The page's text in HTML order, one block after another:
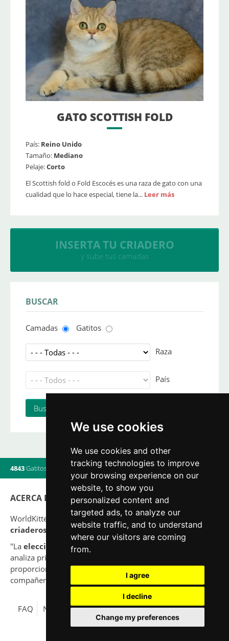
We use cookies
We use cookies and other
tracking technologies to improve
your browsing experience on our
website, to show you
personalized content and
targeted ads, to analyze our
website traffic, and to understand
where our visitors are coming
from.
I agree
I decline
Change my preferences
GATO SCOTTISH FOLD
País: Reino Unido
Tamaño: Mediano
Pelaje:Corto
El Scottish fold o Fold Escocés es una raza de gato con una
cualidad que lo hace especial, tiene la... Leer más
INSERTA TU CRIADERO
y sube tus camadas
BUSCAR
Camadas Gatitos
Raza
País
4843Gatitos Camadas|560Criadores|8Usuarios online
ACERCA DE
WorldKittens tiene el mayor listado Internacional de
criaderos y camadasde gatos en la actualidad.
"La elección
de un gato nunca debe ser por capricho,
analiza primero tu situación y piensa si serás capaz de
proporcionar una buena calidad de vida a tu nuevo
compañero para toda su vida."
FAQ Nota legal Política de Privacidad Contacto